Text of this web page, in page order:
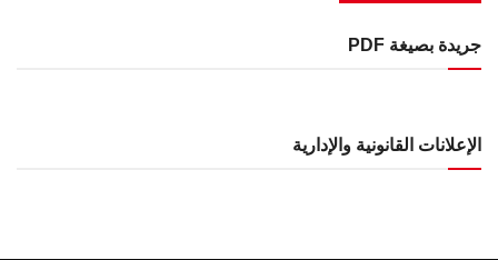
جريدة بصيغة PDF
الإعلانات القانونية والإدارية